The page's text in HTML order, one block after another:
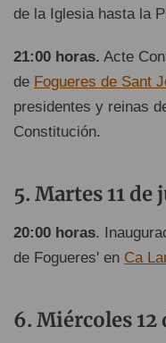
de la Iglesia hasta la
21:00 horas. Acte
de Fogueres de Sant
presidentes y reinas
Constitución.
Martes 11 de
20:00 horas.
de Fogueres' en Ca
Miércoles 12